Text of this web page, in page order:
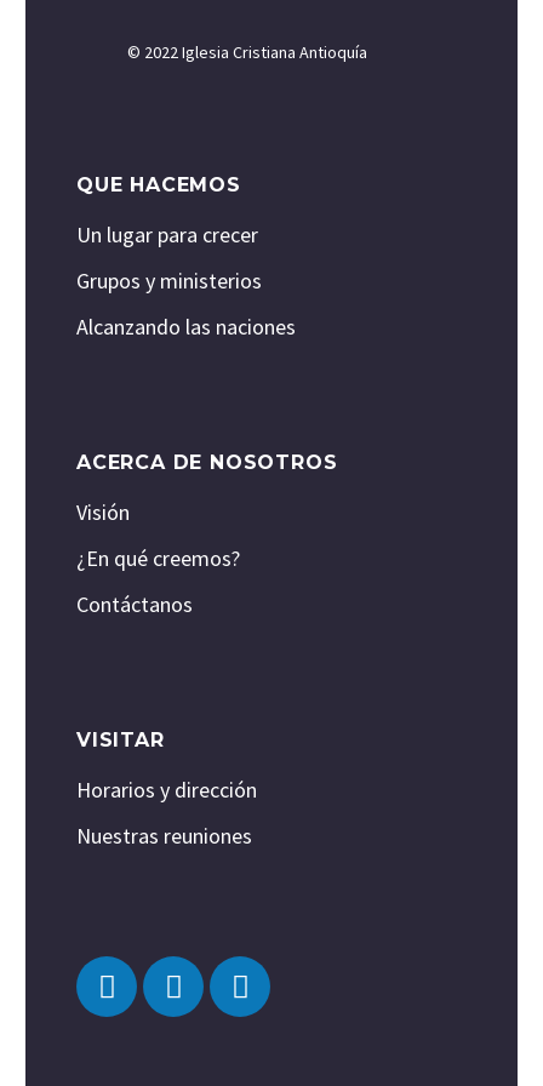
© 2022 Iglesia Cristiana Antioquía
QUE HACEMOS
Un lugar para crecer
Grupos y ministerios
Alcanzando las naciones
ACERCA DE NOSOTROS
Visión
¿En qué creemos?
Contáctanos
VISITAR
Horarios y dirección
Nuestras reuniones